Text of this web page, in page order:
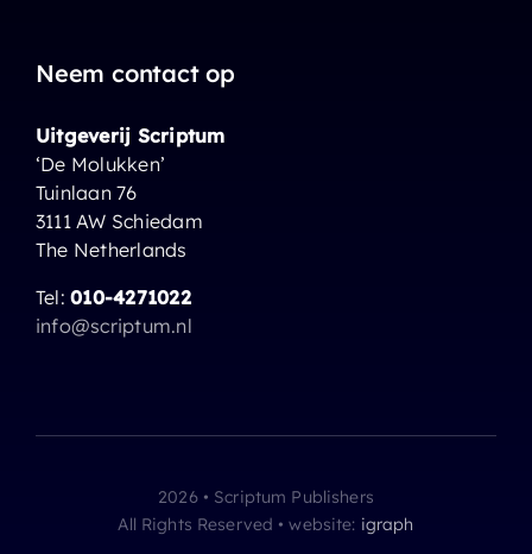
Neem contact op
Uitgeverij Scriptum
‘De Molukken’
Tuinlaan 76
3111 AW Schiedam
The Netherlands
Tel:010-4271022
info@scriptum.nl
2026 • Scriptum Publishers
All Rights Reserved • website: igraph